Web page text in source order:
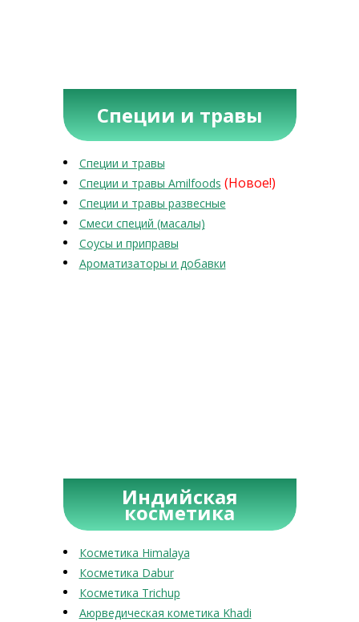
Специи и травы
Специи и травы
Специи и травы Amilfoods (Новое!)
Специи и травы развесные
Смеси специй (масалы)
Соусы и приправы
Ароматизаторы и добавки
Индийская
косметика
Косметика Himalaya
Косметика Dabur
Косметика Trichup
Аюрведическая кометика Khadi